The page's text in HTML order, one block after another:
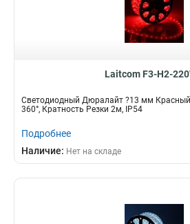
Laitcom F3-H2-
Светодиодный Дюралайт ?13 мм
360°, Кратность Резки 2м, IP54
Подробнее
Наличие: Нет на складе